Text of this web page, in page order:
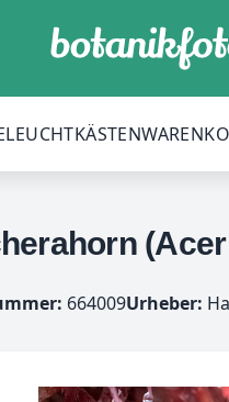
LEUCHTKÄSTEN
664009Urheber: